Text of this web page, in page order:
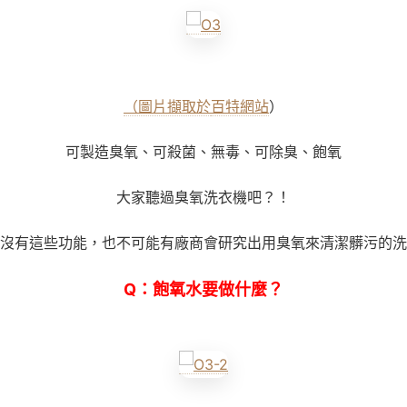
（圖片擷取於百特網站）
可製造臭氧、可殺菌、無毒、可除臭、飽氧
大家聽過臭氧洗衣機吧？！
有這些功能，也不可能有廠商會研究出用臭氧來清潔髒污的
Q ： 飽氧水要做什麼？